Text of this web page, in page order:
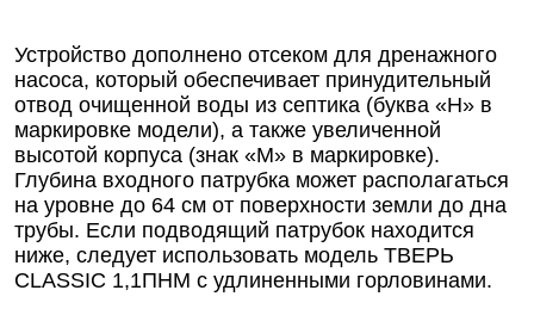
Устройство дополнено отсеком для дренажного
насоса, который обеспечивает принудительный
отвод очищенной воды из септика (буква «Н» в
маркировке модели), а также увеличенной
высотой корпуса (знак «М» в маркировке).
Глубина входного патрубка может располагаться
на уровне до 64 см от поверхности земли до дна
трубы. Если подводящий патрубок находится
ниже, следует использовать модель ТВЕРЬ
CLASSIC 1,1ПНМ с удлиненными горловинами.